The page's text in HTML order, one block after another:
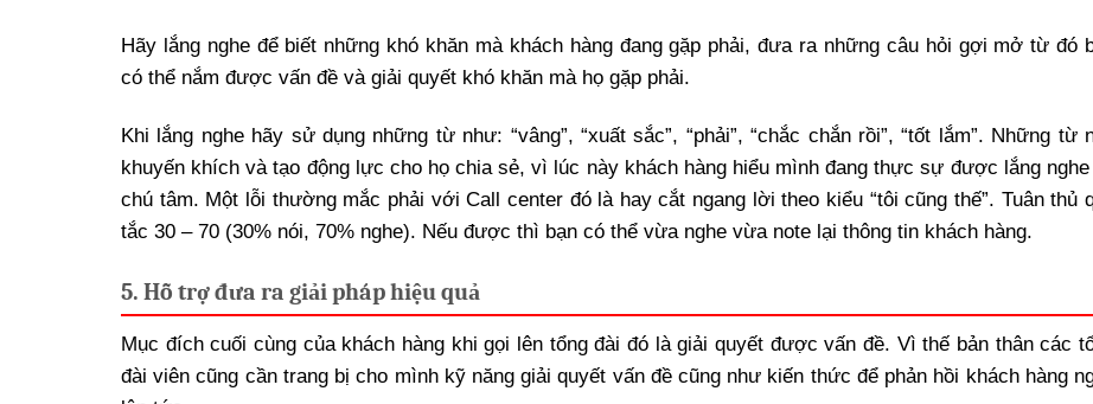
Hãy lắng nghe để biết những khó khăn mà khách hàng đang gặp phải, đưa ra những câu hỏi gợi mở từ đó
có thể nắm được vấn đề và giải quyết khó khăn mà họ gặp phải.
Khi lắng nghe hãy sử dụng những từ như: “vâng”, “xuất sắc”, “phải”, “chắc chắn rồi”, “tốt lắm”. Những từ
khuyến khích và tạo động lực cho họ chia sẻ, vì lúc này khách hàng hiểu mình đang thực sự được lắng
chú tâm. Một lỗi thường mắc phải với Call center đó là hay cắt ngang lời theo kiểu “tôi cũng thế”. Tuân thủ
tắc 30 – 70 (30% nói, 70% nghe). Nếu được thì bạn có thể vừa nghe vừa note lại thông tin khách hàng.
5. Hỗ trợ đưa ra giải pháp hiệu quả
Mục đích cuối cùng của khách hàng khi gọi lên tổng đài đó là giải quyết được vấn đề. Vì thế bản thân các
đài viên cũng cần trang bị cho mình kỹ năng giải quyết vấn đề cũng như kiến thức để phản hồi khách hàng